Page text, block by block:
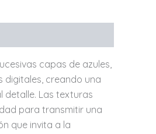
capas de azules,
digitales, creando una
detalle. Las texturas
para transmitir una
que invita a la